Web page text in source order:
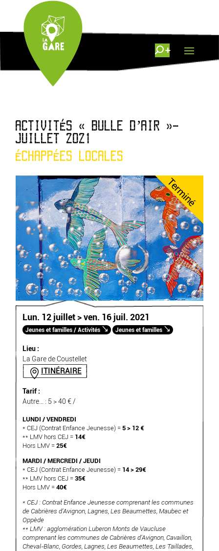
ACTIVITÉS « BULLE D’AIR »-
JUILLET 2021
ÉCHAPPÉES LOCALES
Terminé
Lun. 12 juillet > ven. 16 juil. 2021
Jeunes et familles / Activités Jeunes et familles
Lieu :
La Gare de Coustellet
ITINÉRAIRE
Tarif :
Autre... : 5 > 40 € /
LUNDI / VENDREDI
* CEJ (Contrat Enfance Jeunesse) = 5 > 12 €
** LMV hors CEJ = 14€
Hors LMV = 25€
MARDI / MERCREDI / JEUDI
* CEJ (Contrat Enfance Jeunesse) = 14 > 29€
** LMV hors CEJ = 35€
Hors LMV = 40€
* CEJ : Contrat Enfance Jeunesse comprenant les communes
de Cabrières d’Avignon, Lagnes, Les Beaumettes, Maubec et
Oppède
** LMV : agglomération Luberon Monts de Vaucluse
comprenant les communes de Cabrières d’Avignon, Cavaillon,
Cheval-Blanc, Gordes, Lagnes, Les Beaumettes, Les Taillades,